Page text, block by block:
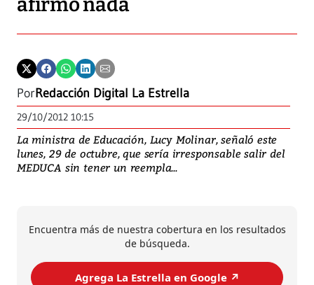
afirmo nada
PorRedacción Digital La Estrella
29/10/2012 10:15
La ministra de Educación, Lucy Molinar, señaló este
lunes, 29 de octubre, que sería irresponsable salir del
MEDUCA sin tener un reempla...
Encuentra más de nuestra cobertura en los resultados
de búsqueda.
Agrega La Estrella en Google ↗️